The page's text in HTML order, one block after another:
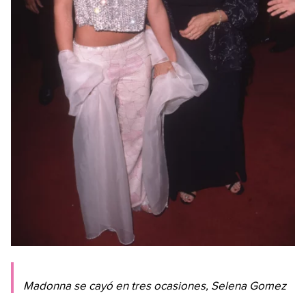
Madonna se cayó en tres ocasiones, Selena Gomez